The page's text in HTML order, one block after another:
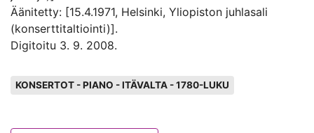
Äänitetty: [15.4.1971, Helsinki, Yliopiston juhlasali
(konserttitaltiointi)].
Digitoitu 3. 9. 2008.
KONSERTOT - PIANO - ITÄVALTA - 1780-LUKU